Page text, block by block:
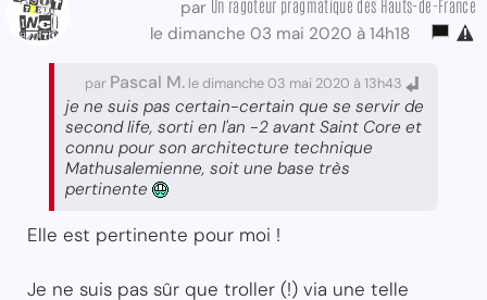
par Un ragoteur pragmatique des Hauts-de-France
le dimanche 03 mai 2020 à 14h18
par Pascal M. le dimanche 03 mai 2020 à 13h43
je ne suis pas certain-certain que se servir de
second life, sorti en l'an -2 avant Saint Core et
connu pour son architecture technique
Mathusalemienne, soit une base très
pertinente
Elle est pertinente pour moi !
Je ne suis pas sûr que troller (!) via une telle